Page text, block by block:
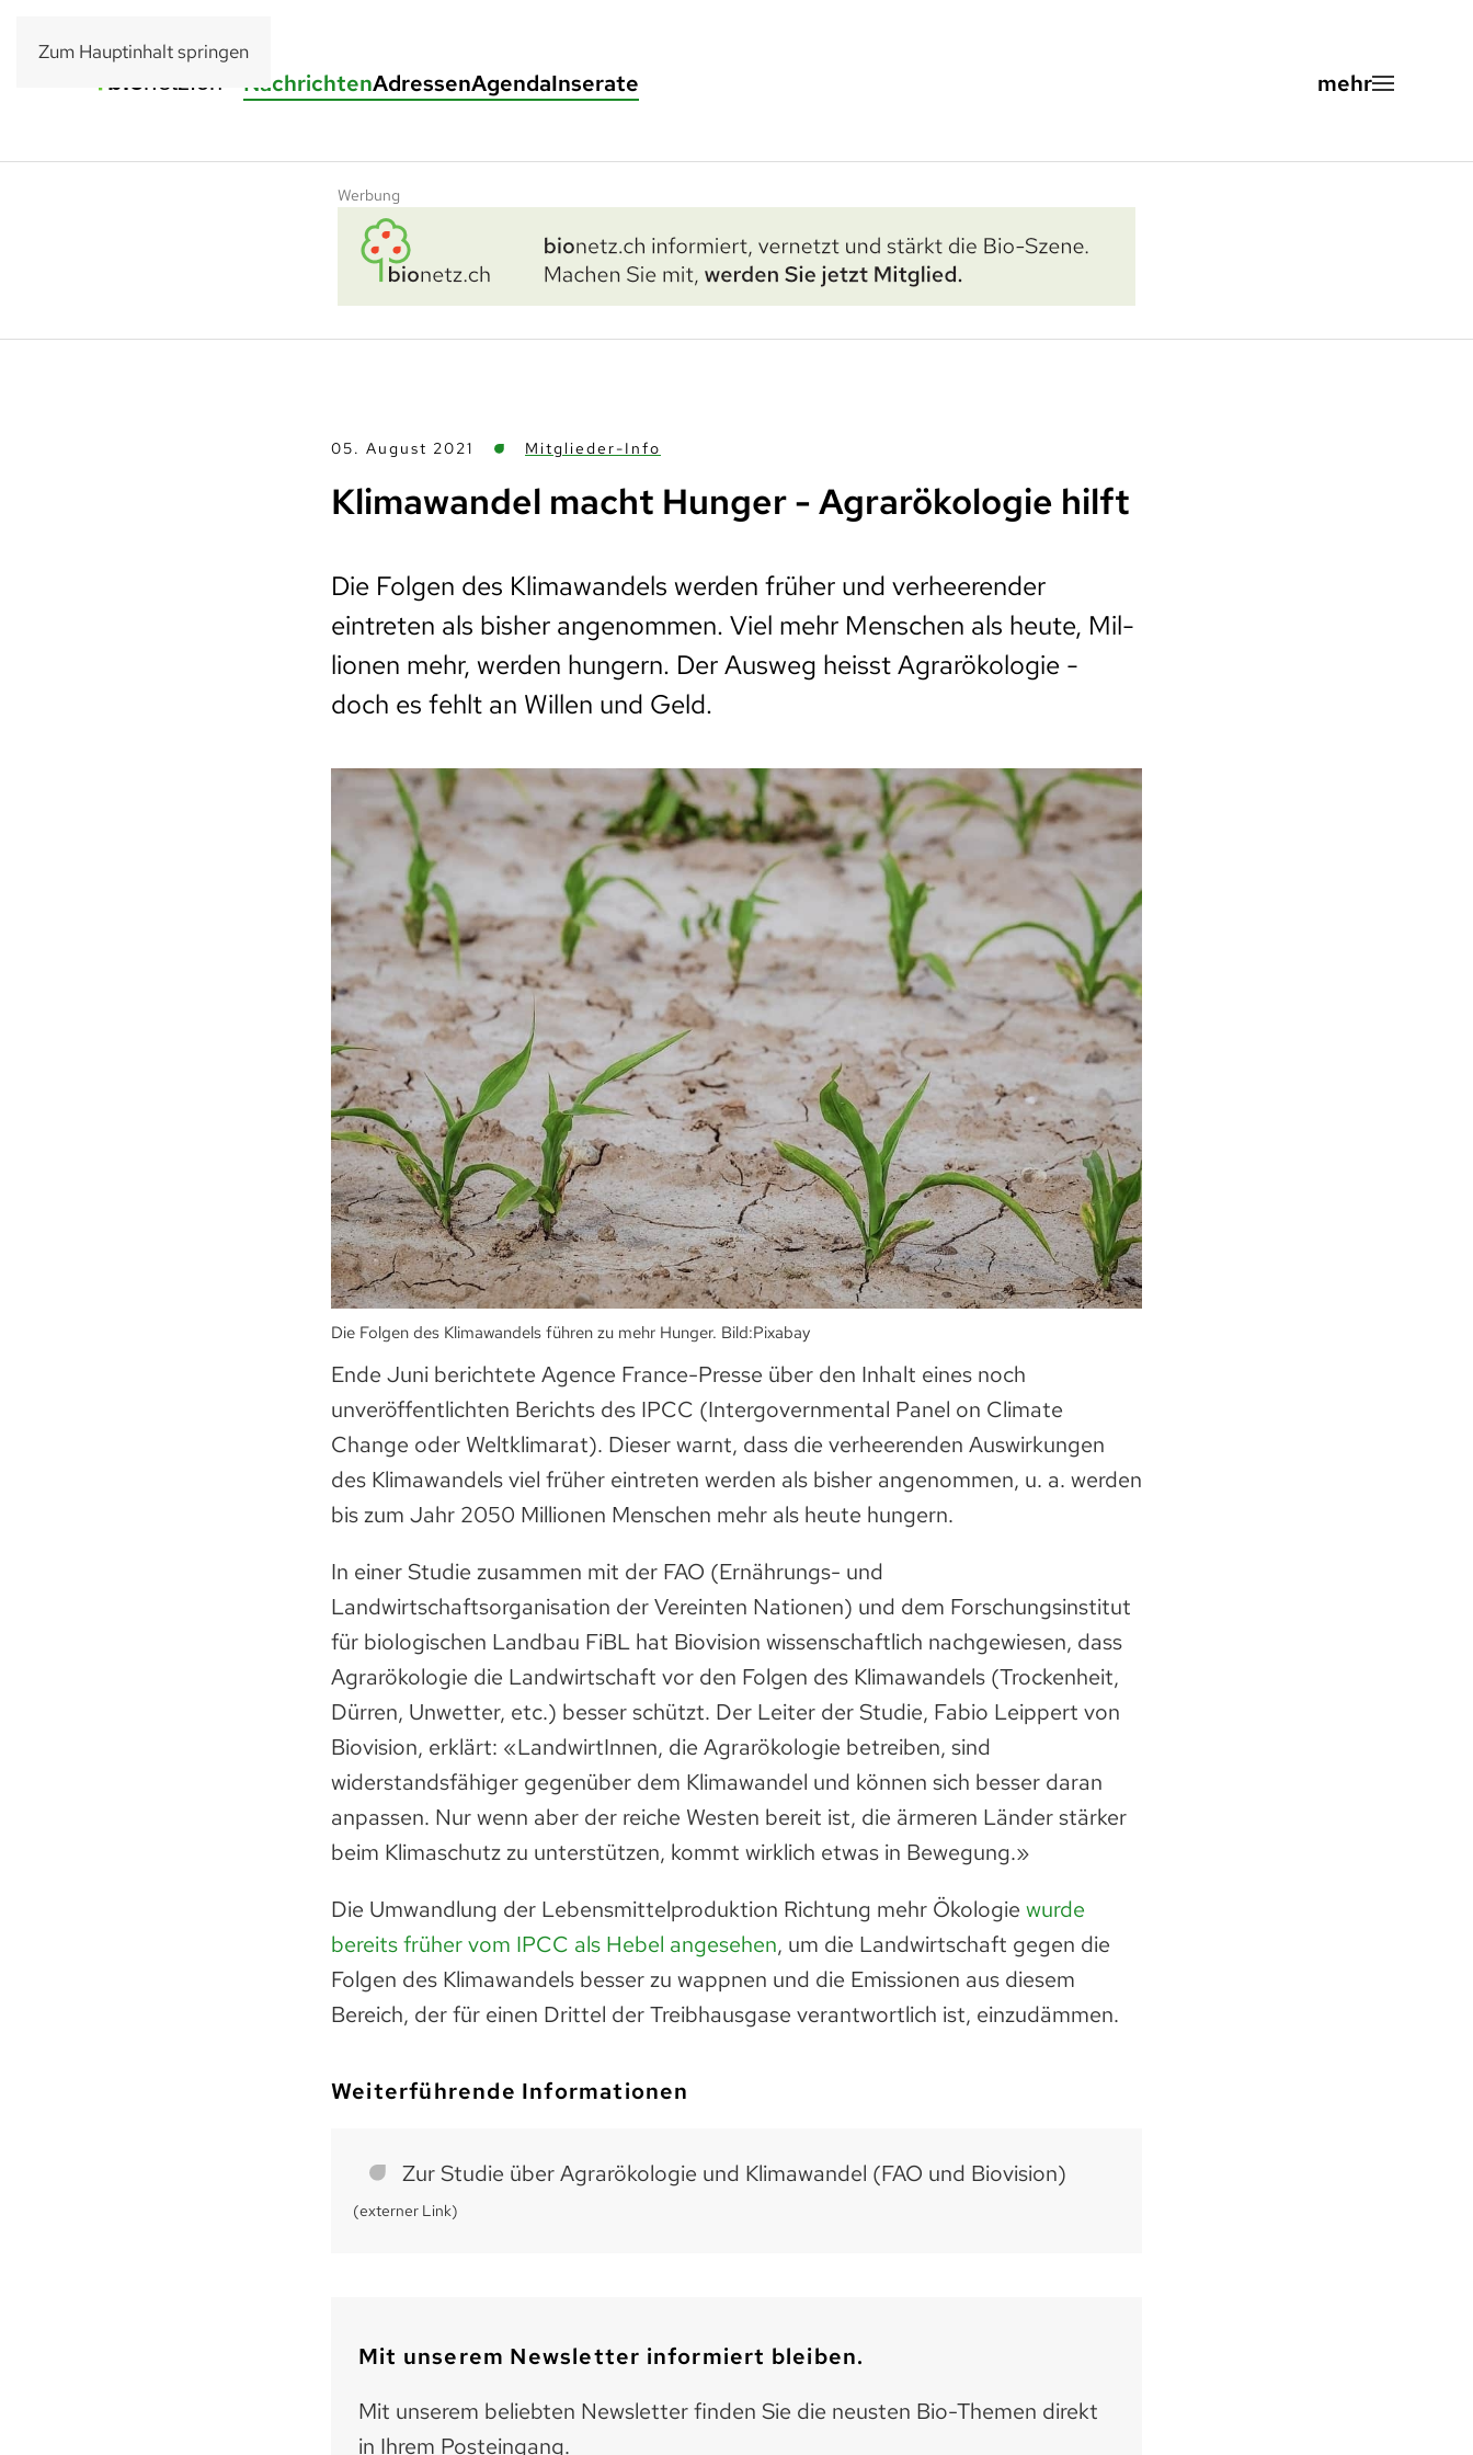
Zum Hauptinhalt springen
NachrichtenAdressenAgendaInserate
Werbung
05. August 2021 Mitglieder-Info
Klimawandel macht Hunger - Agrarökologie hilft
Die Folgen des Klimawandels werden früher und verheerender
eintreten als bisher angenommen. Viel mehr Menschen als heute, Mil­
lionen mehr, werden hungern. Der Ausweg heisst Agrarökologie -
doch es fehlt an Willen und Geld.
Die Folgen des Klimawandels führen zu mehr Hunger. Bild:Pixabay
Ende Juni berichtete Agence France-Presse über den Inhalt eines noch
unveröffentlichten Berichts des IPCC (Intergovernmental Panel on Climate
Change oder Weltklimarat). Dieser warnt, dass die verhee­renden Auswirkungen
des Klimawandels viel früher eintreten werden als bisher angenommen, u. a. werden
bis zum Jahr 2050 Millionen Menschen mehr als heute hungern.
In einer Studie zusammen mit der FAO (Ernährungs- und
Landwirtschaftsorganisation der Vereinten Natio­nen) und dem Forschungsinstitut
für biologischen Landbau FiBL hat Biovision wissenschaftlich nachgewie­sen, dass
Agrarökologie die Landwirtschaft vor den Folgen des Klimawandels (Trockenheit,
Dürren, Unwetter, etc.) besser schützt. Der Leiter der Studie, Fabio Leippert von
Biovision, erklärt: «LandwirtInnen, die Agrarökologie betreiben, sind
widerstandsfähiger gegenüber dem Klimawandel und können sich besser daran
anpassen. Nur wenn aber der reiche Westen bereit ist, die ärmeren Länder stärker
beim Klimaschutz zu unterstützen, kommt wirklich etwas in Bewegung.»
Die Umwandlung der Lebensmittelproduktion Richtung mehr Ökologie wurde
bereits früher vom IPCC als Hebel angesehen, um die Landwirtschaft gegen die
Folgen des Klimawandels besser zu wappnen und die Emissionen aus diesem
Bereich, der für einen Drittel der Treibhausgase verantwortlich ist, einzudämmen.
Weiterführende Informationen
Zur Studie über Agrarökologie und Klimawandel (FAO und Biovision)
(externer Link)
Mit unserem Newsletter informiert bleiben.
Mit unserem beliebten Newsletter finden Sie die neusten Bio-Themen direkt
in Ihrem Posteingang.